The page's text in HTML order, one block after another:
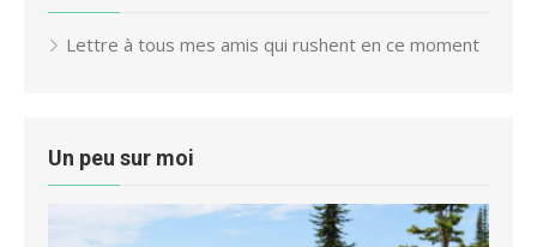
Lettre à tous mes amis qui rushent en ce moment
Un peu sur moi